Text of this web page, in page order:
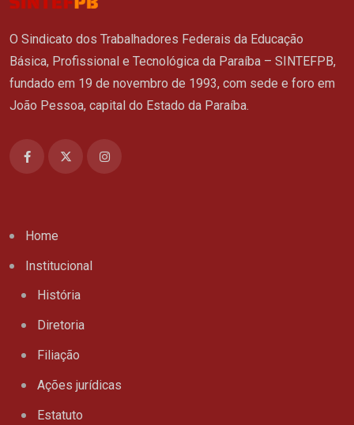
O Sindicato dos Trabalhadores Federais da Educação
Básica, Profissional e Tecnológica da Paraíba – SINTEFPB,
fundado em 19 de novembro de 1993, com sede e foro em
João Pessoa, capital do Estado da Paraíba.
Home
Institucional
História
Diretoria
Filiação
Ações jurídicas
Estatuto